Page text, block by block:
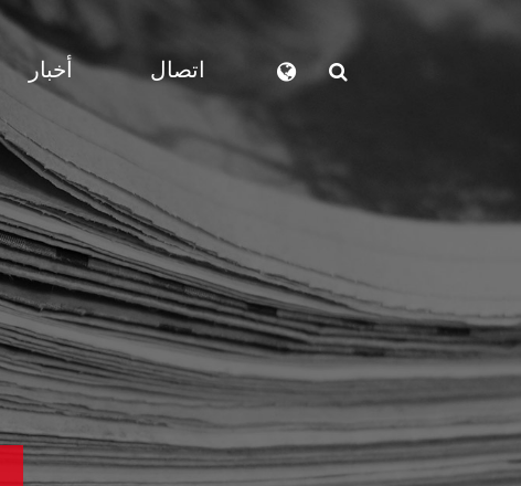
أخبار اتصال